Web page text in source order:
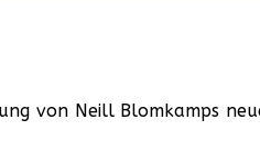
von Neill Blomkamps